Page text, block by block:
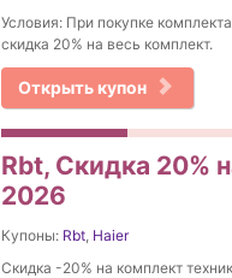
Условия: При покупке
скидка 20% на весь комплект.
Открыть купон
Rbt, Скидка 20%
2026
Купоны: Rbt, Haier
Скидка -20% на комплект